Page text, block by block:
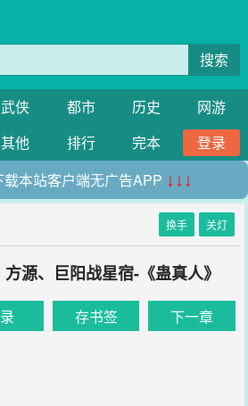
搜索
武侠 都市 历史
网游
其他 排行 完本
登录
本站客户端无广告APP ↓↓↓
换手 关灯
源、巨阳战星宿-《蛊真人》
存书签 下一章